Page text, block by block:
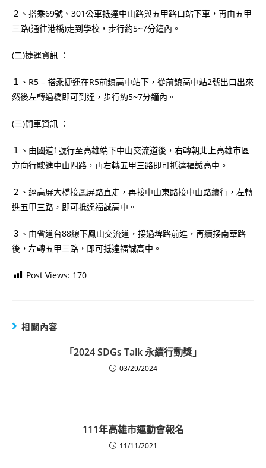
２、搭乘69號、301公車抵達中山路與五甲路口站下車，再由五甲
三路(通往港橋)走到學校，步行約5~7分鐘內。
(二)捷運資訊 ：
１、R5 – 搭乘捷運在R5前鎮高中站下，從前鎮高中站2號出口出來
然後左轉過橋即可到達，步行約5~7分鐘內。
(三)開車資訊 ：
１、由國道1號行至高雄端下中山交流道後，右轉朝北上高雄市區
方向行駛進中山四路，再右轉五甲三路即可抵達福誠高中。
２、經高屏大橋接鳳屏路直走，再接中山東路接中山路續行，左轉
進五甲三路，即可抵達福誠高中。
３、由省道台88線下鳳山交流道，接過埤路前進，再續接南華路
後，左轉五甲三路，即可抵達福誠高中。
Post Views: 170
相關內容
「2024 SDGs Talk 永續行動獎」
03/29/2024
111年高雄市運動會報名
11/11/2021